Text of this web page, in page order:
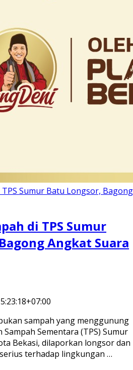
di TPS Sumur
Angkat Suara
sampah yang menggunung
Sementara (TPS) Sumur
Bekasi, dilaporkan longsor dan
terhadap lingkungan …